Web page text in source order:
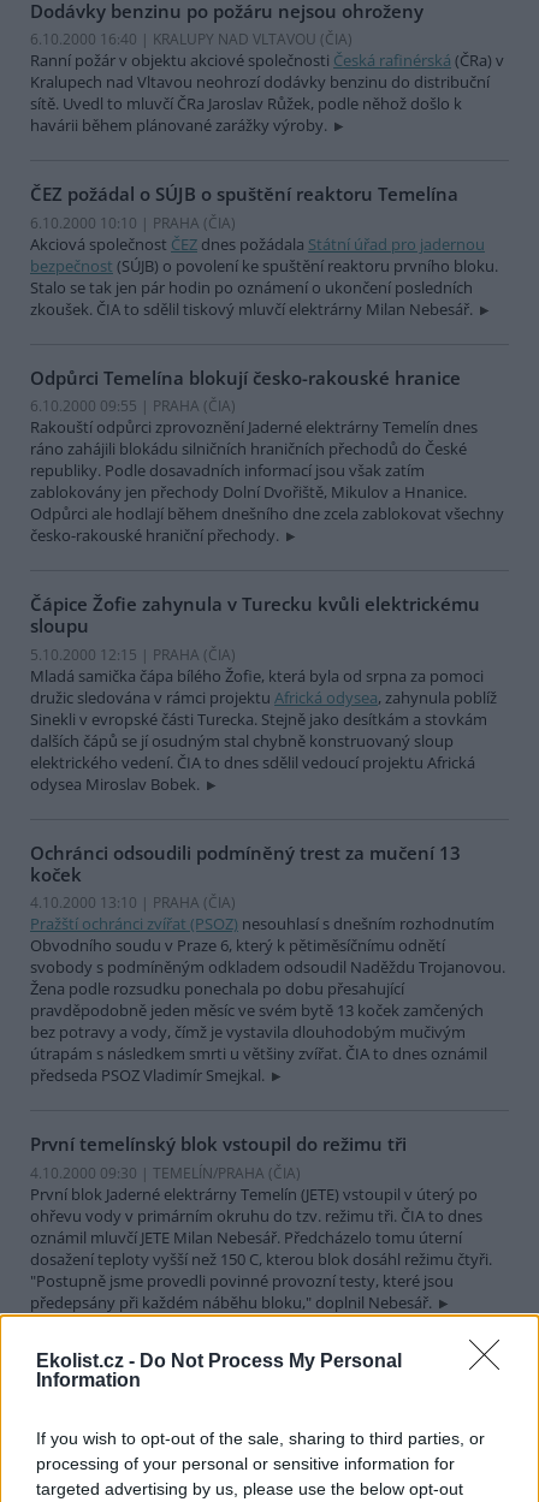
Ekolist.cz - Do Not Process My Personal
Information
If you wish to opt-out of the sale, sharing to third parties, or
processing of your personal or sensitive information for
targeted advertising by us, please use the below opt-out
Dodávky benzinu po požáru nejsou ohroženy
6.10.2000 16:40 | KRALUPY NAD VLTAVOU (ČIA)
Ranní požár v objektu akciové společnosti Česká rafinérská (ČRa) v
Kralupech nad Vltavou neohrozí dodávky benzinu do distribuční
sítě. Uvedl to mluvčí ČRa Jaroslav Růžek, podle něhož došlo k
havárii během plánované zarážky výroby.
ČEZ požádal o SÚJB o spuštění reaktoru Temelína
6.10.2000 10:10 | PRAHA (ČIA)
Akciová společnost ČEZ dnes požádala Státní úřad pro jadernou
bezpečnost (SÚJB) o povolení ke spuštění reaktoru prvního bloku.
Stalo se tak jen pár hodin po oznámení o ukončení posledních
zkoušek. ČIA to sdělil tiskový mluvčí elektrárny Milan Nebesář.
Odpůrci Temelína blokují česko-rakouské hranice
6.10.2000 09:55 | PRAHA (ČIA)
Rakouští odpůrci zprovoznění Jaderné elektrárny Temelín dnes
ráno zahájili blokádu silničních hraničních přechodů do České
republiky. Podle dosavadních informací jsou však zatím
zablokovány jen přechody Dolní Dvořiště, Mikulov a Hnanice.
Odpůrci ale hodlají během dnešního dne zcela zablokovat všechny
česko-rakouské hraniční přechody.
Čápice Žofie zahynula v Turecku kvůli elektrickému
sloupu
5.10.2000 12:15 | PRAHA (ČIA)
Mladá samička čápa bílého Žofie, která byla od srpna za pomoci
družic sledována v rámci projektu Africká odysea, zahynula poblíž
Sinekli v evropské části Turecka. Stejně jako desítkám a stovkám
dalších čápů se jí osudným stal chybně konstruovaný sloup
elektrického vedení. ČIA to dnes sdělil vedoucí projektu Africká
odysea Miroslav Bobek.
Ochránci odsoudili podmíněný trest za mučení 13
koček
4.10.2000 13:10 | PRAHA (ČIA)
Pražští ochránci zvířat (PSOZ) nesouhlasí s dnešním rozhodnutím
Obvodního soudu v Praze 6, který k pětiměsíčnímu odnětí
svobody s podmíněným odkladem odsoudil Naděždu Trojanovou.
Žena podle rozsudku ponechala po dobu přesahující
pravděpodobně jeden měsíc ve svém bytě 13 koček zamčených
bez potravy a vody, čímž je vystavila dlouhodobým mučivým
útrapám s následkem smrti u většiny zvířat. ČIA to dnes oznámil
předseda PSOZ Vladimír Smejkal.
První temelínský blok vstoupil do režimu tři
4.10.2000 09:30 | TEMELÍN/PRAHA (ČIA)
První blok Jaderné elektrárny Temelín (JETE) vstoupil v úterý po
ohřevu vody v primárním okruhu do tzv. režimu tři. ČIA to dnes
oznámil mluvčí JETE Milan Nebesář. Předcházelo tomu úterní
dosažení teploty vyšší než 150 C, kterou blok dosáhl režimu čtyři.
"Postupně jsme provedli povinné provozní testy, které jsou
předepsány při každém náběhu bloku," doplnil Nebesář.
Rychnovský okres požádá o řešení dopravní situace
silnici první třídy č. 11 mezi Týništěm nad Orlicí a Třebechovicemi
pod Orebem podá v nejbližší době naŘeditelství silnic a dálnic
Praharychnovský okresní úřad.